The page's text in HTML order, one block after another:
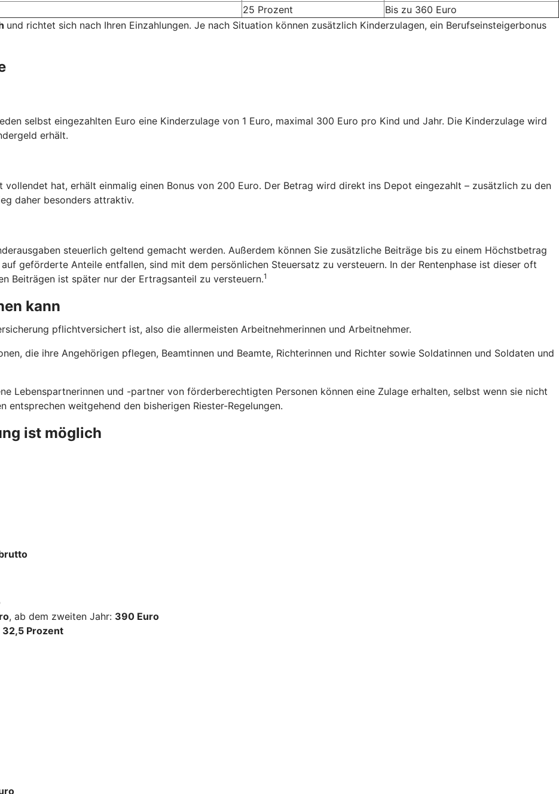
25 Prozent
Bis zu 360 Euro
und richtet sich nach Ihren Einzahlungen. Je nach Situation können zusätzlich Kinderzulagen, ein Berufseinsteigerbonus
selbst eingezahlten Euro eine Kinderzulage von 1 Euro, maximal 300 Euro pro Kind und Jahr. Die Kinderzulage wird
erhält.
vollendet hat, erhält einmalig einen Bonus von 200 Euro. Der Betrag wird direkt ins Depot eingezahlt – zusätzlich zu den
daher besonders attraktiv.
steuerlich geltend gemacht werden. Außerdem können Sie zusätzliche Beiträge bis zu einem Höchstbetrag
geförderte Anteile entfallen, sind mit dem persönlichen Steuersatz zu versteuern. In der Rentenphase ist dieser oft
Beiträgen ist später nur der Ertragsanteil zu versteuern.1
kann
pflichtversichert ist, also die allermeisten Arbeitnehmerinnen und Arbeitnehmer.
die ihre Angehörigen pflegen, Beamtinnen und Beamte, Richterinnen und Richter sowie Soldatinnen und Soldaten und
Lebenspartnerinnen und -partner von förderberechtigten Personen können eine Zulage erhalten, selbst wenn sie nicht
weitgehend den bisherigen Riester-Regelungen.
ist möglich
, ab dem zweiten Jahr: 390 Euro
32,5 Prozent